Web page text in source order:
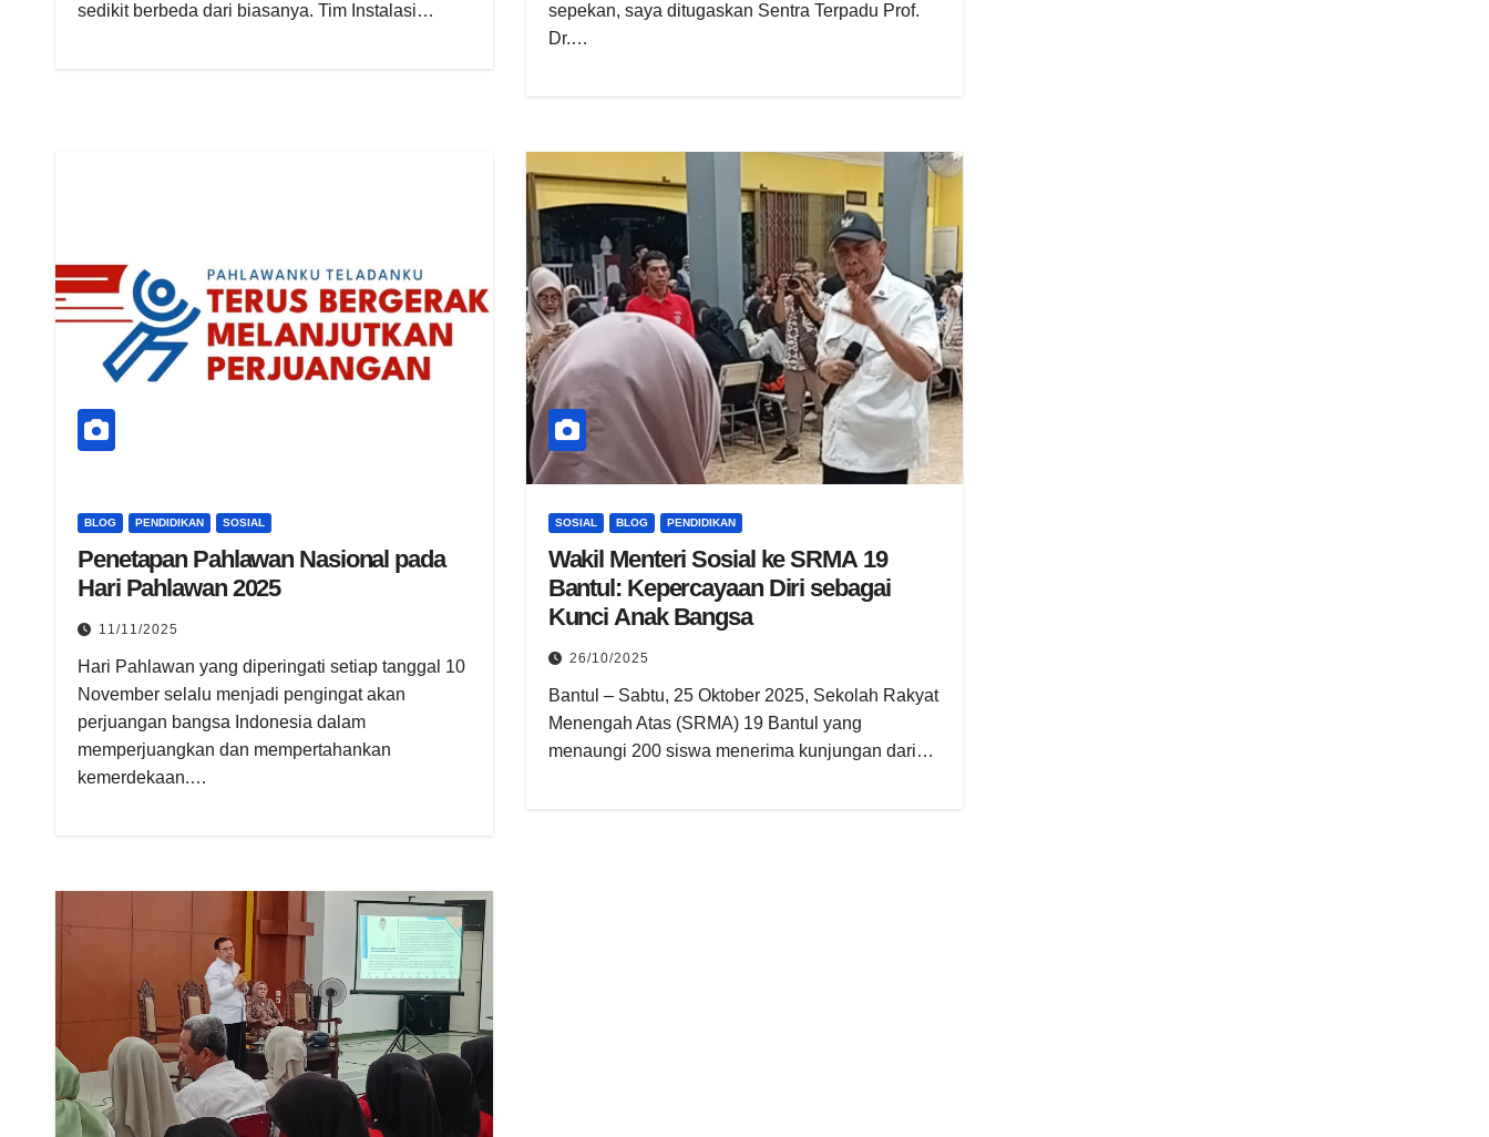
sedikit berbeda dari biasanya. Tim Instalasi…
sepekan, saya ditugaskan Sentra Terpadu Prof.
Dr.…
BLOG PENDIDIKAN SOSIAL
Penetapan Pahlawan Nasional pada
Hari Pahlawan 2025
11/11/2025
Hari Pahlawan yang diperingati setiap tanggal 10
November selalu menjadi pengingat akan
perjuangan bangsa Indonesia dalam
memperjuangkan dan mempertahankan
kemerdekaan.…
SOSIAL BLOG PENDIDIKAN
Wakil Menteri Sosial ke SRMA 19
Bantul: Kepercayaan Diri sebagai
Kunci Anak Bangsa
26/10/2025
Bantul – Sabtu, 25 Oktober 2025, Sekolah Rakyat
Menengah Atas (SRMA) 19 Bantul yang
menaungi 200 siswa menerima kunjungan dari…